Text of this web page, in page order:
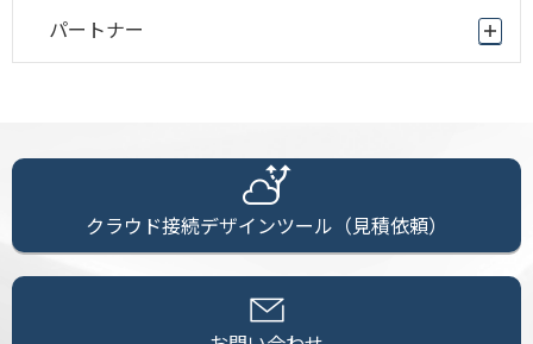
パートナー
クラウド接続デザインツール（見積依頼）